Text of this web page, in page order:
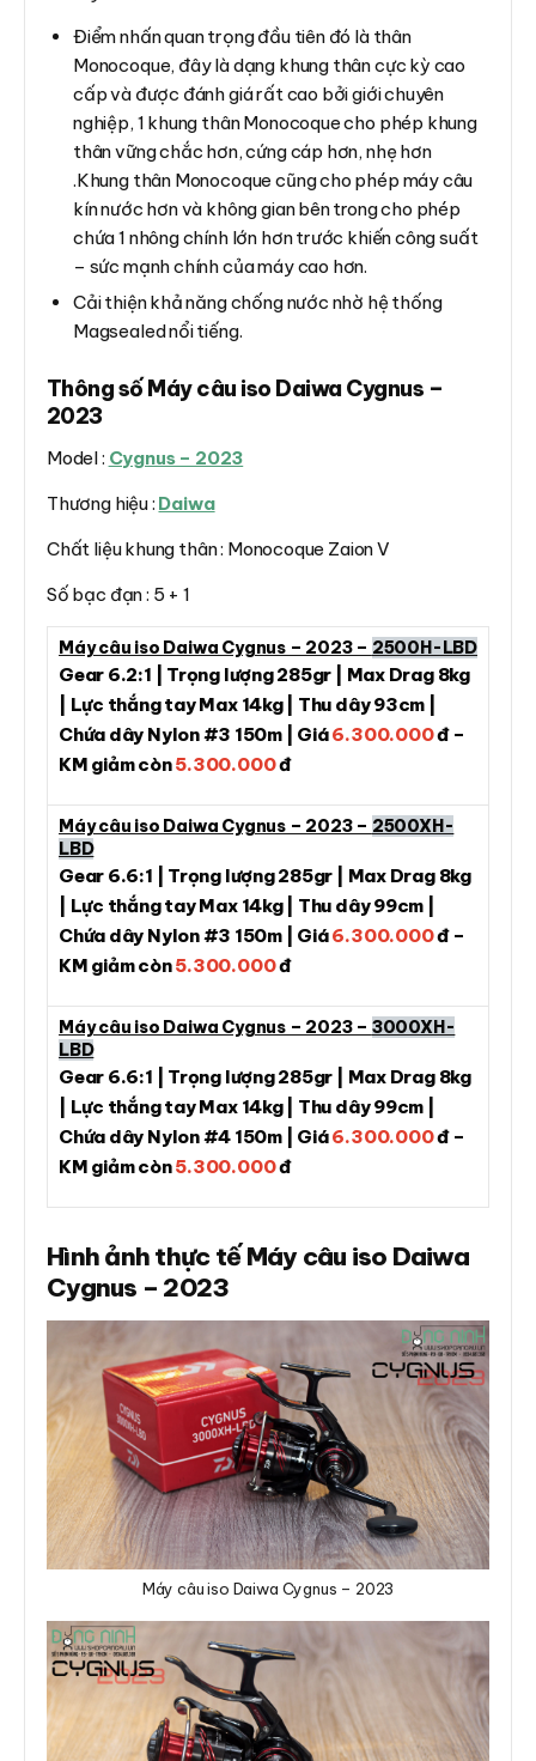
Điểm nhấn quan trọng đầu tiên đó là thân
Monocoque, đây là dạng khung thân cực kỳ cao
cấp và được đánh giá rất cao bởi giới chuyên
nghiệp, 1 khung thân Monocoque cho phép khung
thân vững chắc hơn, cứng cáp hơn, nhẹ hơn
.Khung thân Monocoque cũng cho phép máy câu
kín nước hơn và không gian bên trong cho phép
chứa 1 nhông chính lớn hơn trước khiến công suất
– sức mạnh chính của máy cao hơn.
Cải thiện khả năng chống nước nhờ hệ thống
Magsealed nổi tiếng.
Thông số Máy câu iso Daiwa Cygnus –
2023
Model : Cygnus – 2023
Thương hiệu : Daiwa
Chất liệu khung thân : Monocoque Zaion V
Số bạc đạn : 5 + 1
Máy câu iso Daiwa Cygnus – 2023 – 2500H-LBD
Gear 6.2:1 | Trọng lượng 285gr | Max Drag 8kg
| Lực thắng tay Max 14kg | Thu dây 93cm |
Chứa dây Nylon #3 150m | Giá6.300.000đ –
KM giảm còn5.300.000đ
Máy câu iso Daiwa Cygnus – 2023 – 2500XH-
LBD
Gear 6.6:1 | Trọng lượng 285gr | Max Drag 8kg
| Lực thắng tay Max 14kg | Thu dây 99cm |
Chứa dây Nylon #3 150m | Giá6.300.000đ –
KM giảm còn5.300.000đ
Máy câu iso Daiwa Cygnus – 2023 – 3000XH-
LBD
Gear 6.6:1 | Trọng lượng 285gr | Max Drag 8kg
| Lực thắng tay Max 14kg | Thu dây 99cm |
Chứa dây Nylon #4 150m | Giá6.300.000đ –
KM giảm còn5.300.000đ
Hình ảnh thực tế Máy câu iso Daiwa
Cygnus – 2023
Máy câu iso Daiwa Cygnus – 2023